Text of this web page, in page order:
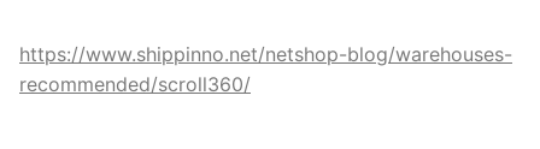
https://www.shippinno.net/netshop-blog/warehouses-
recommended/scroll360/